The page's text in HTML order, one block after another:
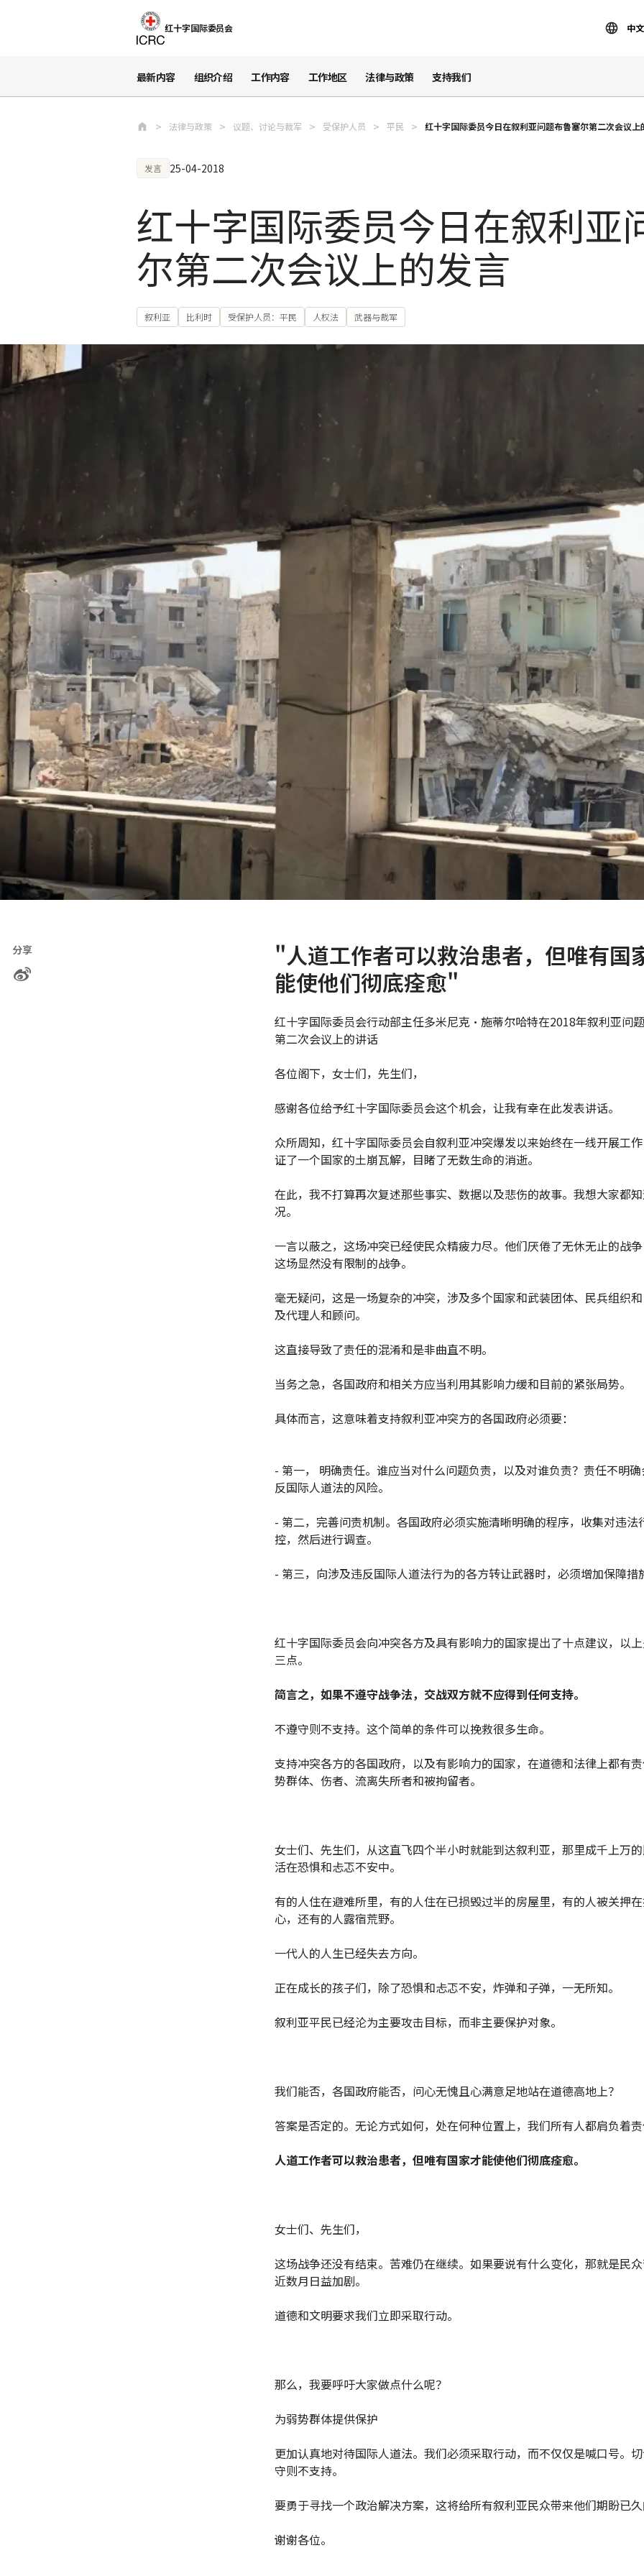
红十字国际委员会 中文
最新内容 组织介绍 工作内容 工作地区 法律与政策 支持我们
法律与政策 议题、讨论与裁军 受保护人员 平民 红十字国际委员今日在叙利亚问题布鲁塞尔第二次会议上
发言 25-04-2018
红十字国际委员今日在叙利亚
尔第二次会议上的发言
叙利亚 比利时 受保护人员：平民 人权法 武器与裁军
分享
"人道工作者可以救治患者，但唯有国
能使他们彻底痊愈"
红十字国际委员会行动部主任多米尼克·施蒂尔哈特在2018年叙利亚问
第二次会议上的讲话
各位阁下，女士们，先生们，
感谢各位给予红十字国际委员会这个机会，让我有幸在此发表讲话。
众所周知，红十字国际委员会自叙利亚冲突爆发以来始终在一线开展工
证了一个国家的土崩瓦解，目睹了无数生命的消逝。
在此，我不打算再次复述那些事实、数据以及悲伤的故事。我想大家都
况。
一言以蔽之，这场冲突已经使民众精疲力尽。他们厌倦了无休无止的战
这场显然没有限制的战争。
毫无疑问，这是一场复杂的冲突，涉及多个国家和武装团体、民兵组织
及代理人和顾问。
这直接导致了责任的混淆和是非曲直不明。
当务之急，各国政府和相关方应当利用其影响力缓和目前的紧张局势。
具体而言，这意味着支持叙利亚冲突方的各国政府必须要：
- 第一， 明确责任。谁应当对什么问题负责，以及对谁负责？责任不明
反国际人道法的风险。
- 第二，完善问责机制。各国政府必须实施清晰明确的程序，收集对违法
控，然后进行调查。
- 第三，向涉及违反国际人道法行为的各方转让武器时，必须增加保障措
红十字国际委员会向冲突各方及具有影响力的国家提出了十点建议，以
三点。
简言之，如果不遵守战争法，交战双方就不应得到任何支持。
不遵守则不支持。这个简单的条件可以挽救很多生命。
支持冲突各方的各国政府，以及有影响力的国家，在道德和法律上都有
势群体、伤者、流离失所者和被拘留者。
女士们、先生们，从这直飞四个半小时就能到达叙利亚，那里成千上万
活在恐惧和忐忑不安中。
有的人住在避难所里，有的人住在已损毁过半的房屋里，有的人被关押
心，还有的人露宿荒野。
一代人的人生已经失去方向。
正在成长的孩子们，除了恐惧和忐忑不安，炸弹和子弹，一无所知。
叙利亚平民已经沦为主要攻击目标，而非主要保护对象。
我们能否，各国政府能否，问心无愧且心满意足地站在道德高地上？
答案是否定的。无论方式如何，处在何种位置上，我们所有人都肩负着
人道工作者可以救治患者，但唯有国家才能使他们彻底痊愈。
女士们、先生们，
这场战争还没有结束。苦难仍在继续。如果要说有什么变化，那就是民
近数月日益加剧。
道德和文明要求我们立即采取行动。
那么，我要呼吁大家做点什么呢？
为弱势群体提供保护
更加认真地对待国际人道法。我们必须采取行动，而不仅仅是喊口号。
守则不支持。
要勇于寻找一个政治解决方案，这将给所有叙利亚民众带来他们期盼已
谢谢各位。